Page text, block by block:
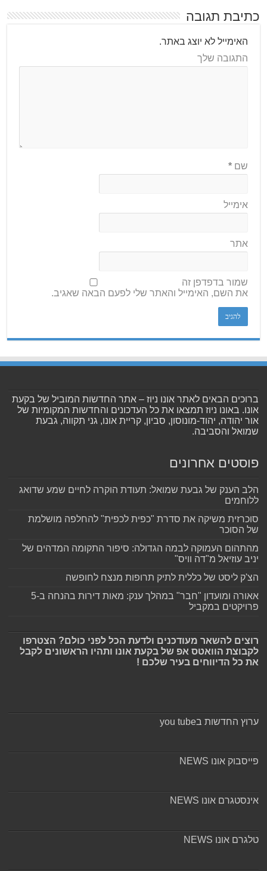
כתיבת תגובה
האימייל לא יוצג באתר.
התגובה שלך
שם*
אימייל
אתר
שמור בדפדפן זה
את השם, האימייל והאתר שלי לפעם הבאה שאגיב.
ברוכים הבאים לאתר אונו ניוז – אתר החדשות המוביל של בקעת
אונו. באונו ניוז תמצאו את כל העדכונים והחדשות המקומיות של
אור יהודה, יהוד-מונוסון, סביון, קריית אונו, גני תקווה, גבעת
שמואל והסביבה.
פוסטים אחרונים
הלב הענק של גבעת שמואל: תעודת הוקרה לחיים שמע שדואג
ללוחמים
סוכרזית משיקה את סדרת "כפית לכפית" להחלפה מושלמת
של הסוכר
מהתהום העמוקה לבמה הגדולה: סיפור התקומה המדהים של
יניב עוזיאל מ"דה וויס"
הצ'ק ליסט של כללית לתיק תרופות מנצח לחופשה
אאורה ומועדון "חבר" במהלך ענק: מאות דירות בהנחה ב-5
פרויקטים במקביל
רוצים להשאר מעודכנים ולדעת הכל לפני כולם? הצטרפו
לקבוצת הוואטס אפ של בקעת אונו ותהיו הראשונים לקבל
את כל הדיווחים בעיר שלכם !
ערוץ החדשות בyou tube
פייסבוק אונו NEWS
אינסטגרם אונו NEWS
טלגרם אונו NEWS